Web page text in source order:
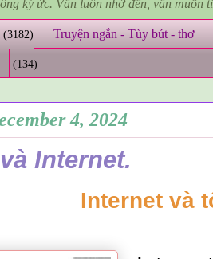
ký ức. Vẫn luôn nhớ đến, vẫn muốn
(3182) Truyện ngắn - Tùy bút - thơ
(134)
4, 2024
Internet.
Internet và